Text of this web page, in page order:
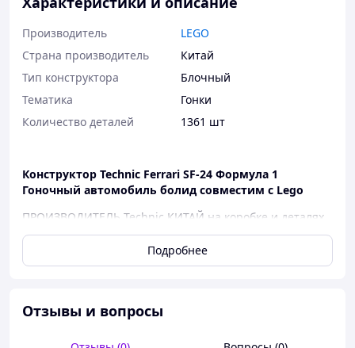
Производитель
LEGO
Страна производитель
Китай
Тип конструктора
Блочный
Тематика
Гонки
Количество деталей
1361 шт
Конструктор Technic Ferrari SF-24 Формула 1
Гоночный автомобиль болид совместим с Lego
ПРОИЗВОДИТЕЛЬ Technic КИТАЙ на коробке и деталях
нет надписи LEGO
Конструктор "Гоночный болид Ferrari SF-24" из
Ferrari. Этот набор позволяет собрать точную копию
современного болида Ferrari SF-24 в легендарном алый
Подробнее
Отзывы и вопросы